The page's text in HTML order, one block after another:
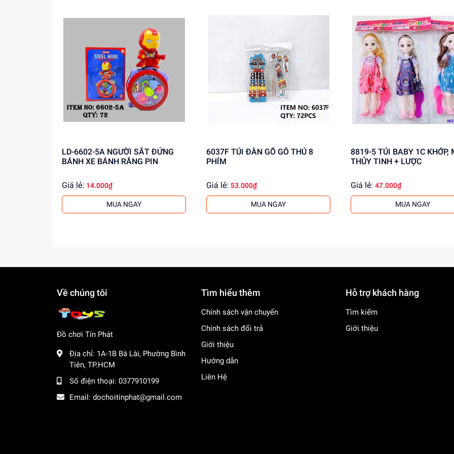
LD-6602-5A NGƯỜI SẮT ĐỨNG
BÁNH XE BÁNH RĂNG PIN
Giá lẻ: 14.000₫
MUA NGAY
6037F TÚI ĐÀN GÕ GỖ THÚ 8
PHÍM
Giá lẻ: 53.000₫
MUA NGAY
8819-5 TÚI BABY 1C KHỚP, MẮT
THỦY TINH + LƯỢC
Giá lẻ: 47.000₫
MUA NGAY
Về chúng tôi
Đồ chơi Tín Phát
Địa chỉ: 1A-1B Bà Lài, Phường Bình
Tiên, TP.HCM
Số điện thoại: 0377910199
Email: dochoitinphat@gmail.com
Tìm hiểu thêm
Chính sách vận chuyển
Chính sách đổi trả
Giới thiệu
Hướng dẫn
Liên Hệ
Hỗ trợ khách hàng
Tìm kiếm
Giới thiệu